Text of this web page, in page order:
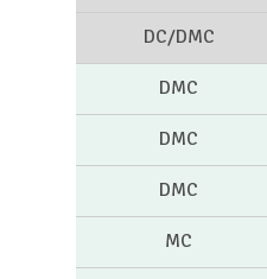
DC/DMC
DMC
DMC
DMC
MC